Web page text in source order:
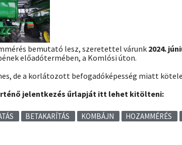
bemutató lesz, szeretettel várunk2024.
előadótermében, a Komlósi úton.
de a korlátozott befogadóképesség miatt
jelentkezés űrlapját itt lehet kitölteni:
BETAKARÍTÁS KOMBÁJN HOZAMMÉRÉS